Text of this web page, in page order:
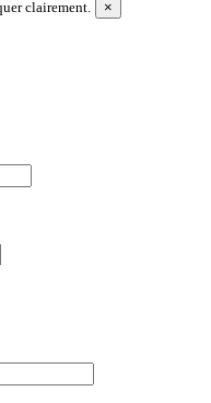
clairement. ×